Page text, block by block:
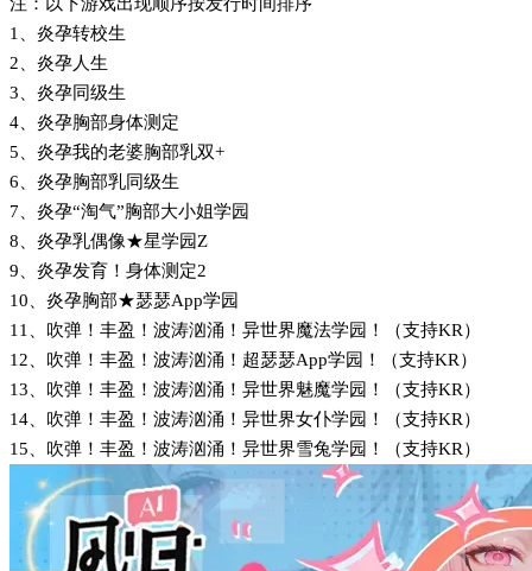
1、炎孕转校生
2、炎孕人生
3、炎孕同级生
4、炎孕胸部身体测定
5、炎孕我的老婆胸部乳双+
6、炎孕胸部乳同级生
7、炎孕“淘气”胸部大小姐学园
8、炎孕乳偶像★星学园Z
9、炎孕发育！身体测定2
10、炎孕胸部★瑟瑟App学园
11、吹弹！丰盈！波涛汹涌！异世界魔法学园！（支持KR）
12、吹弹！丰盈！波涛汹涌！超瑟瑟App学园！（支持KR）
13、吹弹！丰盈！波涛汹涌！异世界魅魔学园！（支持KR）
14、吹弹！丰盈！波涛汹涌！异世界女仆学园！（支持KR）
15、吹弹！丰盈！波涛汹涌！异世界雪兔学园！（支持KR）